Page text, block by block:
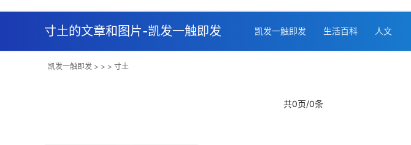
寸土的文章和图片-凯发一触即发 凯发一触即发 生活百科 人文
凯发一触即发 > > > 寸土
共0页/0条